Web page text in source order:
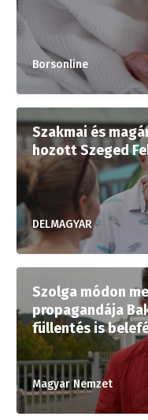
Borsonline
Szakmai és
hozott Szeged
DELMAGYAR
Szolga módon
propagandája
füllentés is
Magyar Nemzet